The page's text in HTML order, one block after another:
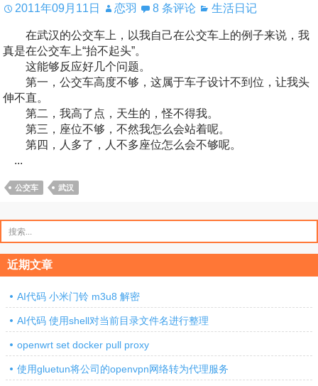
2011年09月11日 恋羽 8 条评论 生活日记
在武汉的公交车上，以我自己在公交车上的例子来说，我
真是在公交车上“抬不起头”。
这能够反应好几个问题。
第一，公交车高度不够，这属于车子设计不到位，让我头
伸不直。
第二，我高了点，天生的，怪不得我。
第三，座位不够，不然我怎么会站着呢。
第四，人多了，人不多座位怎么会不够呢。
...
公交车 武汉
索：
近期文章
AI代码 小米门铃 m3u8 解密
AI代码 使用shell对当前目录文件名进行整理
openwrt set docker pull proxy
使用gluetun将公司的openvpn网络转为代理服务